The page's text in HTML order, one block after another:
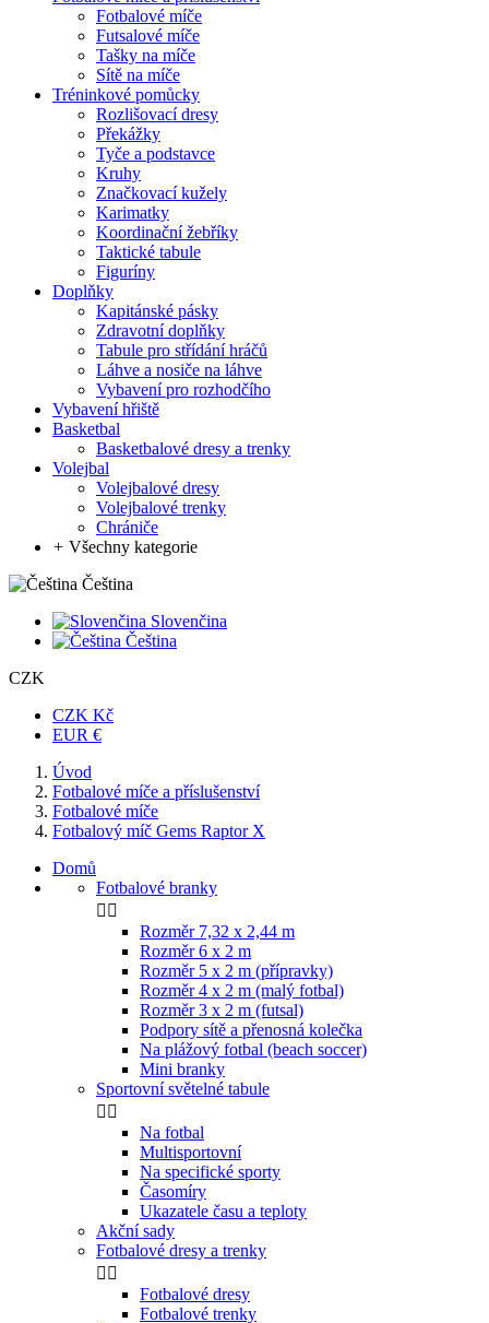
Fotbalové míče
Futsalové míče
Tašky na míče
Sítě na míče
Tréninkové pomůcky
Rozlišovací dresy
Překážky
Tyče a podstavce
Kruhy
Značkovací kužely
Karimatky
Koordinační žebříky
Taktické tabule
Figuríny
Doplňky
Kapitánské pásky
Zdravotní doplňky
Tabule pro střídání hráčů
Láhve a nosiče na láhve
Vybavení pro rozhodčího
Vybavení hřiště
Basketbal
Basketbalové dresy a trenky
Volejbal
Volejbalové dresy
Volejbalové trenky
Chrániče
+ Všechny kategorie
Čeština
Slovenčina
Čeština
CZK
CZK Kč
EUR €
Úvod
Fotbalové míče a příslušenství
Fotbalové míče
Fotbalový míč Gems Raptor X
Domů
Fotbalové branky
 
Rozměr 7,32 x 2,44 m
Rozměr 6 x 2 m
Rozměr 5 x 2 m (přípravky)
Rozměr 4 x 2 m (malý fotbal)
Rozměr 3 x 2 m (futsal)
Podpory sítě a přenosná kolečka
Na plážový fotbal (beach soccer)
Mini branky
Sportovní světelné tabule
 
Na fotbal
Multisportovní
Na specifické sporty
Časomíry
Ukazatele času a teploty
Akční sady
Fotbalové dresy a trenky
 
Fotbalové dresy
Fotbalové trenky